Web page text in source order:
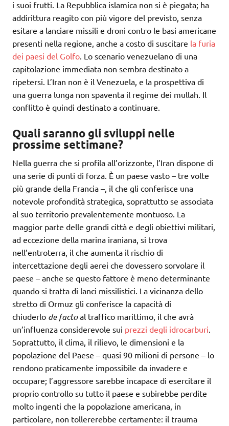
i suoi frutti. La Repubblica islamica non si è piegata; ha
addirittura reagito con più vigore del previsto, senza
esitare a lanciare missili e droni contro le basi americane
presenti nella regione, anche a costo di suscitare la furia
dei paesi del Golfo. Lo scenario venezuelano di una
capitolazione immediata non sembra destinato a
ripetersi. L’Iran non è il Venezuela, e la prospettiva di
una guerra lunga non spaventa il regime dei mullah. Il
conflitto è quindi destinato a continuare.
Quali saranno gli sviluppi nelle
prossime settimane?
Nella guerra che si profila all’orizzonte, l’Iran dispone di
una serie di punti di forza. È un paese vasto – tre volte
più grande della Francia –, il che gli conferisce una
notevole profondità strategica, soprattutto se associata
al suo territorio prevalentemente montuoso. La
maggior parte delle grandi città e degli obiettivi militari,
ad eccezione della marina iraniana, si trova
nell’entroterra, il che aumenta il rischio di
intercettazione degli aerei che dovessero sorvolare il
paese – anche se questo fattore è meno determinante
quando si tratta di lanci missilistici. La vicinanza dello
stretto di Ormuz gli conferisce la capacità di
chiuderlo de factoal traffico marittimo, il che avrà
un’influenza considerevole sui prezzi degli idrocarburi
Soprattutto, il clima, il rilievo, le dimensioni e la
popolazione del Paese – quasi 90 milioni di persone – lo
rendono praticamente impossibile da invadere e
occupare; l’aggressore sarebbe incapace di esercitare il
proprio controllo su tutto il paese e subirebbe perdite
molto ingenti che la popolazione americana, in
particolare, non tollererebbe certamente: il trauma